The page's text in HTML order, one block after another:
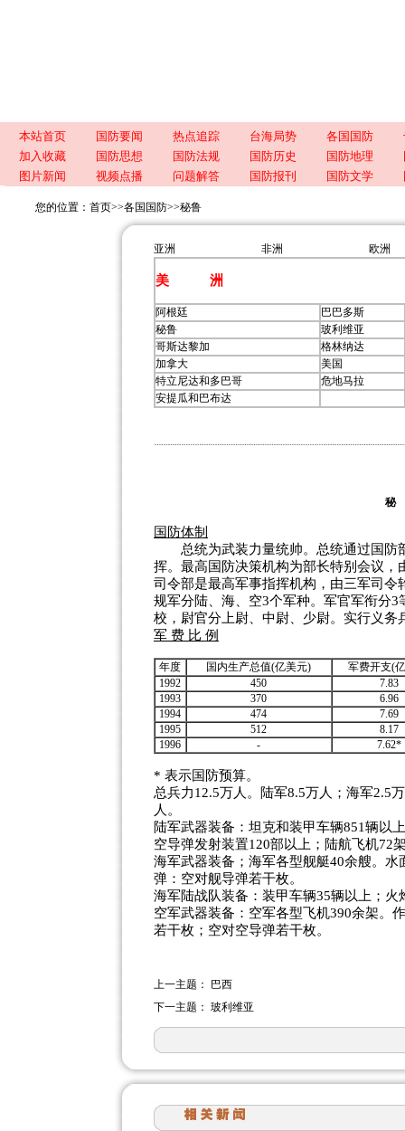
本站首页 国防要闻 热点追踪 台海局势 各国国防
加入收藏
国防思想 国防法规 国防历史 国防地理
图片新闻
视频点播 问题解答 国防报刊 国防文学
您的位置： 首页>>各国国防>>秘鲁
亚洲 非洲 欧洲
美 洲
阿根廷
巴巴多斯
秘鲁
玻利维亚
哥斯达黎加
格林纳达
加拿大
美国
特立尼达和多巴哥
危地马拉
安提瓜和巴布达
秘
国防体制
总统为武装力量统帅。总统通过国防
挥。最高国防决策机构为部长特别会议
司令部是最高军事指挥机构，由三军司
规军分陆、海、空3个军种。军官军衔分
校，尉官分上尉、中尉、少尉。实行义务
军 费 比 例
年度 国内生产总值(亿美元)
军费开支(
1992
450
7.83
1993
370
6.96
1994
474
7.69
1995
512
8.17
1996
- 7.62*
* 表示国防预算。
总兵力12.5万人。陆军8.5万人；海军2.5
人。
陆军武器装备：坦克和装甲车辆851辆以
空导弹发射装置120部以上；陆航飞机72
海军武器装备；海军各型舰艇40余艘。
弹：空对舰导弹若干枚。
海军陆战队装备：装甲车辆35辆以上；火
空军武器装备：空军各型飞机390余架。
若干枚；空对空导弹若干枚。
上一主题：
巴西
下一主题： 玻利维亚